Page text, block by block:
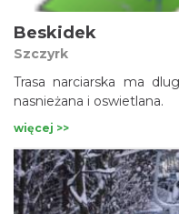
Beskidek
Szczyrk
Trasa narciarska ma
nasnieżana i oswietlana.
więcej >>